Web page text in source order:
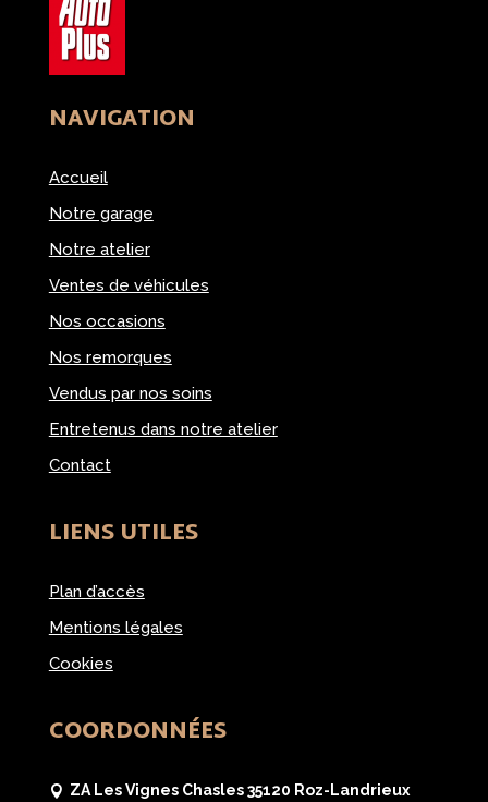
NAVIGATION
Accueil
Notre garage
Notre atelier
Ventes de véhicules
Nos occasions
Nos remorques
Vendus par nos soins
Entretenus dans notre atelier
Contact
LIENS UTILES
Plan d’accès
Mentions légales
Cookies
COORDONNÉES
 ZA Les Vignes Chasles 35120 Roz-Landrieux